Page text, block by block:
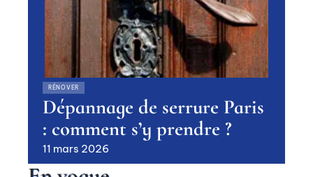
RÉNOVER
Dépannage de serrure Paris
: comment s’y prendre ?
11 mars 2026